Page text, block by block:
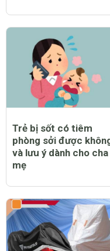
Trẻ bị sốt có tiêm
phòng sởi được
và lưu ý dành cho cha
mẹ